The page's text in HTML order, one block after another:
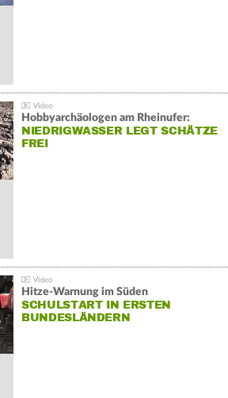
Hobbyarchäologen am Rheinufer:
NIEDRIGWASSER LEGT SCHÄTZE
FREI
Hitze-Warnung im Süden
SCHULSTART IN ERSTEN
BUNDESLÄNDERN